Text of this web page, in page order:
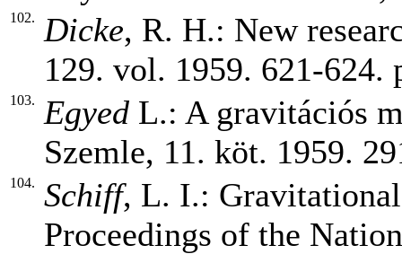
102. Dicke, R. H.: New
129. vol. 1959. 621-624.
103. Egyed L.: A gravitációs
Szemle, 11. köt. 1959.
104. Schiff, L. I.:
Proceedings of the